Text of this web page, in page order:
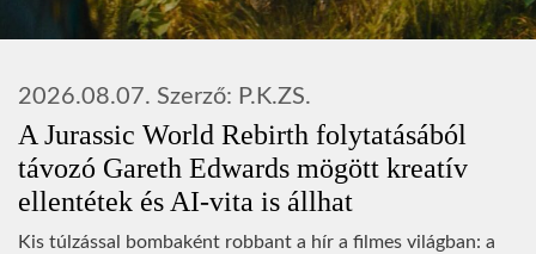
A Jurassic World Rebirth folytatásából
távozó Gareth Edwards mögött kreatív
ellentétek és AI-vita is állhat
2026.08.07. Szerző: P.K.ZS.
Kis túlzással bombaként robbant a hír a filmes világban: a